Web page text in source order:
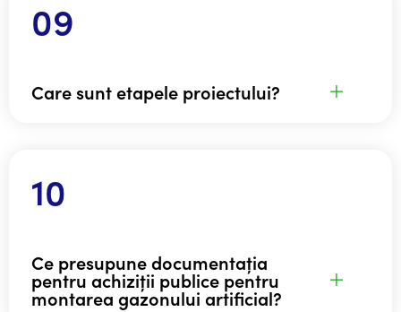
Care sunt etapele proiectului?
Ce presupune documentația
pentru achiziții publice pentru
montarea gazonului artificial?